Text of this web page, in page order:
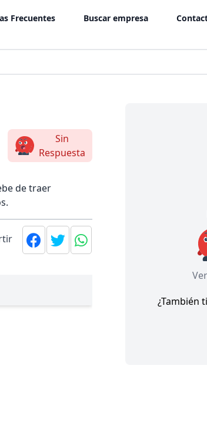
Frecuentes Buscar empresa
Sin
Respuesta
de traer
¿También